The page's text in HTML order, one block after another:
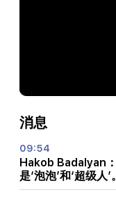
消息
09:54
Hakob Badalyan
是‘泡泡’和‘超级人’